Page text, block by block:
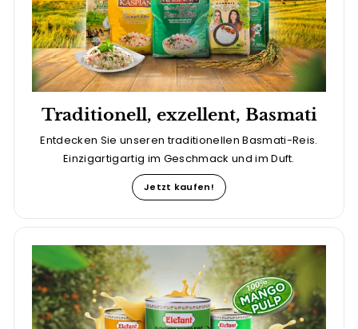
Traditionell, exzellent, Basmati
Entdecken Sie unseren traditionellen Basmati-Reis.
Einzigartigartig im Geschmack und im Duft.
Jetzt kaufen!